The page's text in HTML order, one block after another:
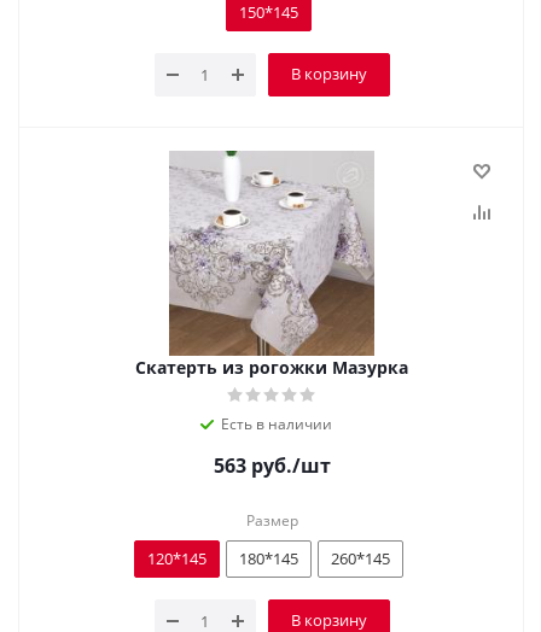
150*145
В корзину
Скатерть из рогожки Мазурка
Есть в наличии
563руб./шт
Размер
120*145 180*145 260*145
В корзину